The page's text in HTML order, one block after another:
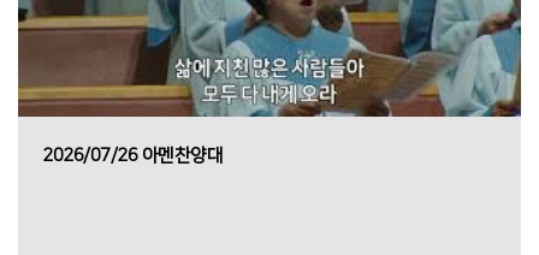
2026/07/26 아멘찬양대